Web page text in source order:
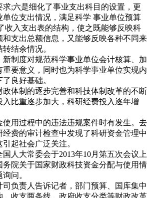
求;六是细化了事业支出科目的设置，更
位支出情况，满足科学 事业单位预算
收入支出表的结构，使之既能够反映科
和支出总额信息，又能够反映各种不同来
结余情况。
度对规范科学事业单位会计核算、加
要意义，同时也为科学事业单位实现内
良好基础。
体制的逐步完善和科技体制改革的不断
比重逐步加大，科研经费投入逐年增
用过程中的违法违规案件时有发生。去
费的审计检查中发现了科研资金管理中
起社会广泛关注。
大常委会于2013年10月第五次会议上
务院关于国家财政科技资金分配与使用情
问。
责人告诉记者，部门预算、国库集中
、收支两条线、政府收支分类等财政改革